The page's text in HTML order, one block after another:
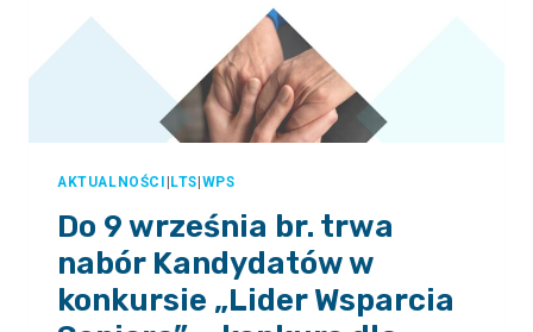
AKTUALNOŚCI |LTS|WPS
Do 9 września br. trwa
nabór Kandydatów w
konkursie „Lider Wsparcia